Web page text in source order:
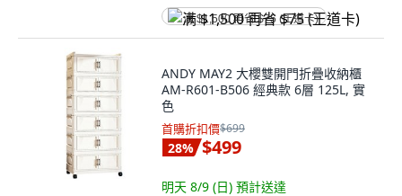
满 $1,500 再省 $75 (王道卡)
ANDY MAY2 大櫻雙開門折疊收納櫃
AM-R601-B506 經典款 6層 125L, 實
色
首購折扣價$699
28% $499
明天 8/9 (日) 預計送達